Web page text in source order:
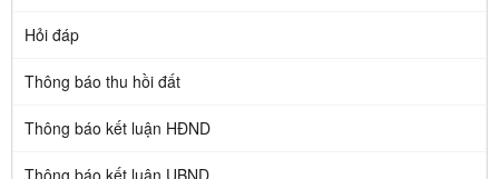
Hỏi đáp
Thông báo thu hồi đất
Thông báo kết luận HĐND
Thông báo kết luận UBND